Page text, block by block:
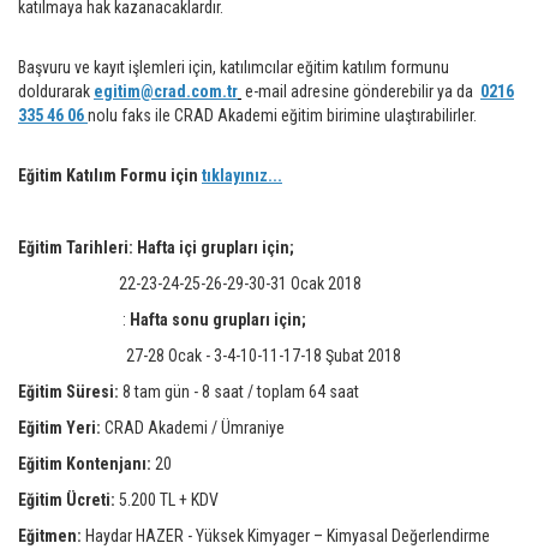
katılmaya hak kazanacaklardır.
Başvuru ve kayıt işlemleri için, katılımcılar eğitim katılım formunu
doldurarak egitim@crad.com.tr e-mail adresine gönderebilir ya da 0216
335 46 06nolu faks ile CRAD Akademi eğitim birimine ulaştırabilirler.
Eğitim Katılım Formu için tıklayınız...
Eğitim Tarihleri: Hafta içi grupları için;
22-23-24-25-26-29-30-31 Ocak 2018
: Hafta sonu grupları için;
27-28 Ocak - 3-4-10-11-17-18 Şubat 2018
Eğitim Süresi: 8 tam gün - 8 saat / toplam 64 saat
Eğitim Yeri: CRAD Akademi / Ümraniye
Eğitim Kontenjanı: 20
Eğitim Ücreti: 5.200 TL + KDV
Eğitmen: Haydar HAZER - Yüksek Kimyager – Kimyasal Değerlendirme